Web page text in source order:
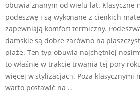
obuwia znanym od wielu lat. Klasyczne
podeszwę i są wykonane z cienkich
zapewniają komfort termiczny.
damskie są dobre zarówno na
plaże. Ten typ obuwia najchętniej
to właśnie w trakcie trwania tej pory
więcej w stylizacjach. Poza klasycznymi
warto postawić na …